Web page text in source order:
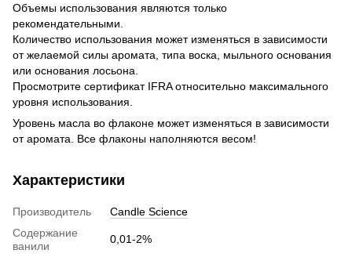
Объемы использования являются только
рекомендательными.
Количество использования может изменяться в зависимости
от желаемой силы аромата, типа воска, мыльного основания
или основания лосьона.
Просмотрите сертификат IFRA относительно максимального
уровня использования.
Уровень масла во флаконе может изменяться в зависимости
от аромата. Все флаконы наполняются весом!
Характеристики
Производитель
Candle Science
Содержание
ванили
0,01-2%